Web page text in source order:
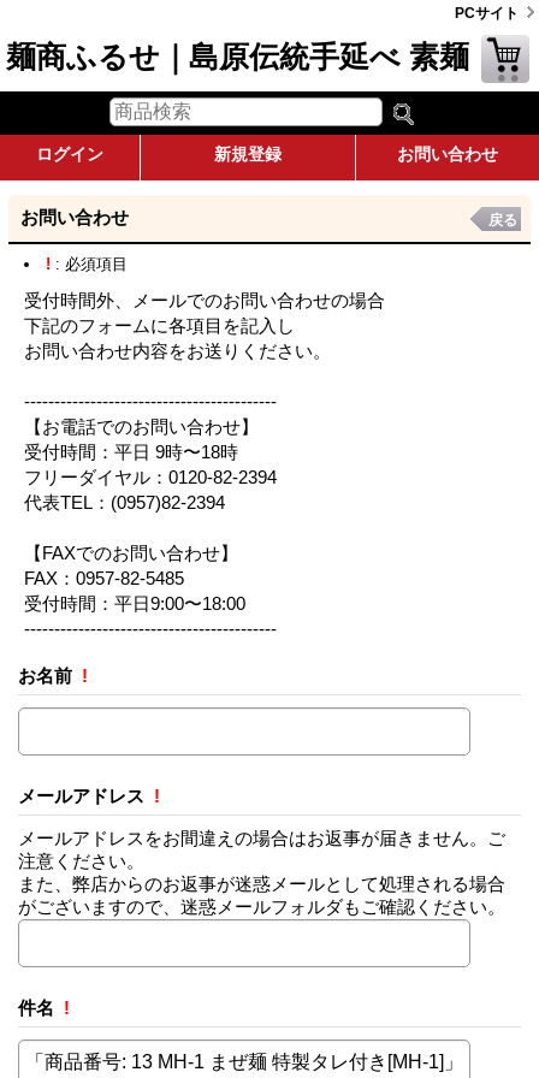
PCサイト
麺商ふるせ｜島原伝統手延べ 素麺
ログイン 新規登録 お問い合わせ
お問い合わせ 戻る
! : 必須項目
受付時間外、メールでのお問い合わせの場合
下記のフォームに各項目を記入し
お問い合わせ内容をお送りください。
------------------------------------------
【お電話でのお問い合わせ】
受付時間：平日 9時〜18時
フリーダイヤル：0120-82-2394
代表TEL：(0957)82-2394
【FAXでのお問い合わせ】
FAX：0957-82-5485
受付時間：平日9:00〜18:00
------------------------------------------
お名前 !
メールアドレス !
メールアドレスをお間違えの場合はお返事が届きません。ご
注意ください。
また、弊店からのお返事が迷惑メールとして処理される場合
がございますので、迷惑メールフォルダもご確認ください。
件名 !